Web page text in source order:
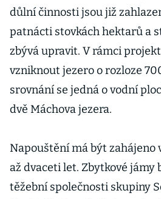
důlní činnosti jsou již
patnácti stovkách hektarů a
zbývá upravit. V rámci
vzniknout jezero o rozloze
srovnání se jedná o vodní
dvě Máchova jezera.
Napouštění má být
až dvaceti let. Zbytkové jámy
těžební společnosti skupiny